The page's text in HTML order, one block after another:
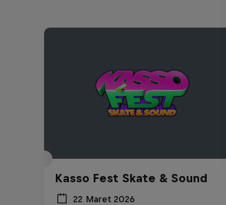
Kasso Fest Skate & Sound
22 Maret 2026